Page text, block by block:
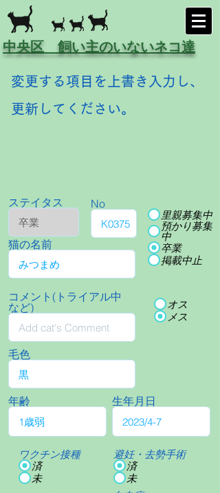
中央区 飼い主のいないネコ達
変更する項目を上書き入力し、
更新してください。
ステイタス No
猫の名前
里親募集中
預かり募集
中
卒業
掲載中止
コメント(トライアル中
など)
オス
メス
毛色
年齢
ワクチン接種
済
未
生年月日
避妊・去勢手術
済
未